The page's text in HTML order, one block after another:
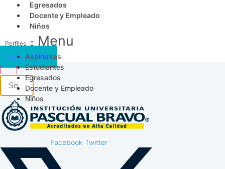
Egresados
Docente y Empleado
Niños
Menu
Aspirantes
Estudiantes
Egresados
Docente y Empleado
Niños
Acceso SICAU
Facebook Twitter